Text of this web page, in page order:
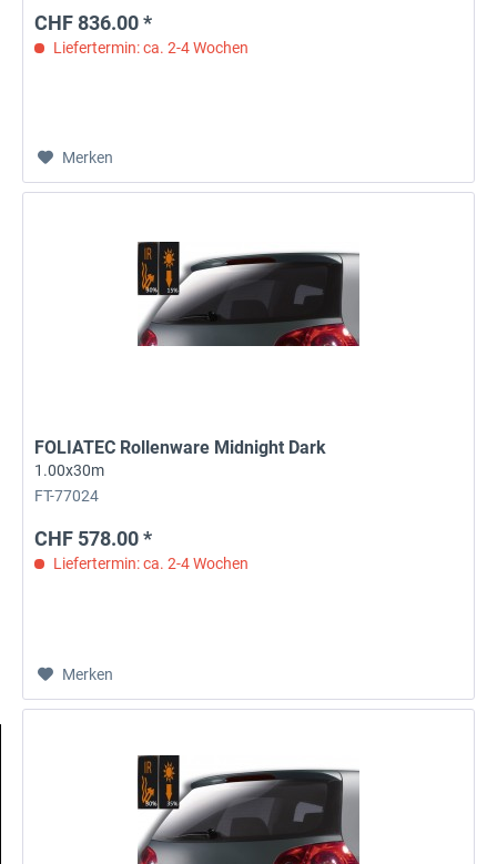
CHF 836.00 *
Liefertermin: ca. 2-4 Wochen
Merken
FOLIATEC Rollenware Midnight Dark
1.00x30m
FT-77024
CHF 578.00 *
Liefertermin: ca. 2-4 Wochen
Merken